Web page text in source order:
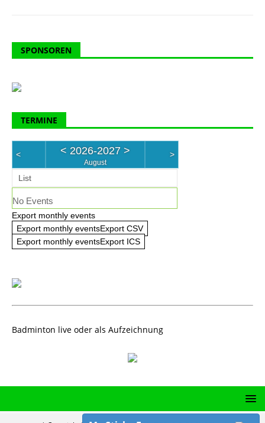
SPONSOREN
TERMINE
< < 2026-2027 >
August
>
List
No Events
Export monthly events
Export monthly eventsExport CSV
Export monthly eventsExport ICS
Badminton live oder als Aufzeichnung